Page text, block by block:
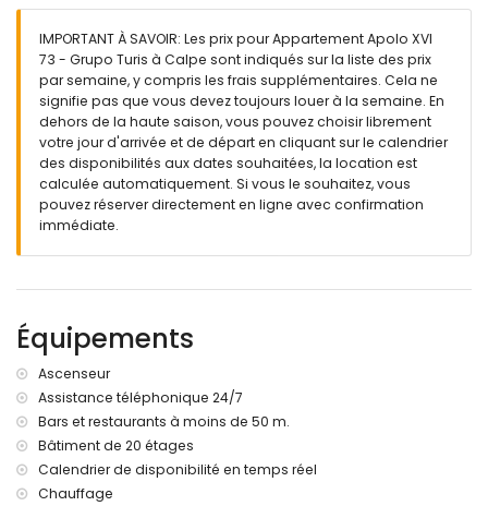
IMPORTANT À SAVOIR: Les prix pour Appartement Apolo XVI
73 - Grupo Turis à Calpe sont indiqués sur la liste des prix
par semaine, y compris les frais supplémentaires. Cela ne
signifie pas que vous devez toujours louer à la semaine. En
dehors de la haute saison, vous pouvez choisir librement
votre jour d'arrivée et de départ en cliquant sur le calendrier
des disponibilités aux dates souhaitées, la location est
calculée automatiquement. Si vous le souhaitez, vous
pouvez réserver directement en ligne avec confirmation
immédiate.
Équipements
Ascenseur
Assistance téléphonique 24/7
Bars et restaurants à moins de 50 m.
Bâtiment de 20 étages
Calendrier de disponibilité en temps réel
Chauffage